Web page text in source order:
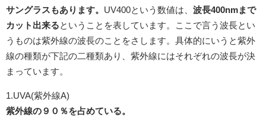
サングラスもあります。 UV400という数値は、 波長400nmまで
カット出来るということを表しています。ここで言う波長とい
うものは紫外線の波長のことをさします。具体的にいうと紫外
線の種類が下記の二種類あり、紫外線にはそれぞれの波長が決
まっています。
1.UVA(紫外線A)
紫外線の９０％を占めている。